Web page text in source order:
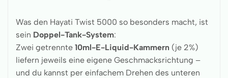
Was den Hayati Twist 5000 so besonders macht, ist
sein Doppel-Tank-System:
Zwei getrennte 10ml-E-Liquid-Kammern (je 2%)
liefern jeweils eine eigene Geschmacksrichtung –
und du kannst per einfachem Drehen des unteren